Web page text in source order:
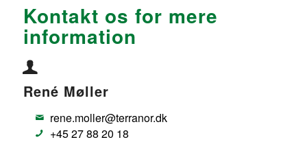
Kontakt os for mere
information
René Møller
rene.moller@terranor.dk
+45 27 88 20 18